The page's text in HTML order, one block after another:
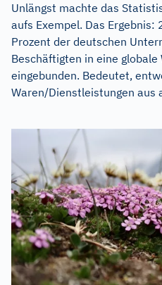
Unlängst machte das
aufs Exempel. Das
Prozent der deutschen
Beschäftigten in eine
eingebunden. Bedeutet,
Waren/Dienstleistungen aus